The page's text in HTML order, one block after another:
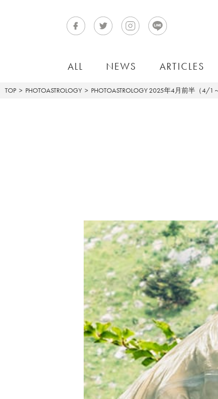
ALL NEWS ARTICLES
TOP PHOTOASTROLOGY PHOTOASTROLOGY 2025年4月前半（4/1